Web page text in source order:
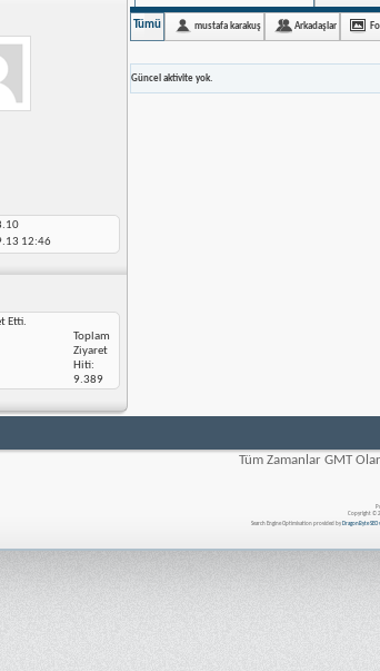
12:46
Etti.
Toplam
Ziyaret
Hiti:
9.389
Tümü mustafa karakuş Arkadaşlar
Güncel aktivite yok.
Tüm Zamanlar GMT
Copyright ©
Search Engine Optimisation provided by DragonByte